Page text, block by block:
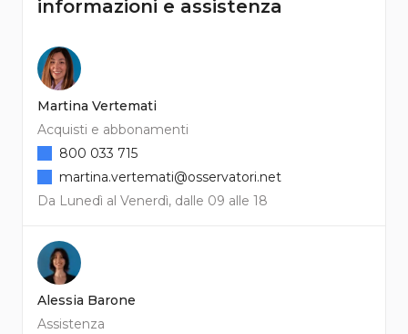
informazioni e assistenza
Martina Vertemati
Acquisti e abbonamenti
Da Lunedì al Venerdì, dalle 09 alle 18
800 033 715
martina.vertemati@osservatori.net
Alessia Barone
Assistenza